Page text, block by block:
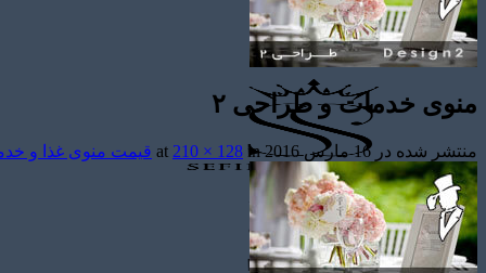
منوی خدمات و طراحی ۲
منتشر شده در16 مارس 2016 at
210 × 128 in قیمت منوی غذا و